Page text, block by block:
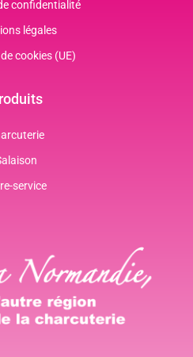
service
confidentialité
légales
cookies (UE)